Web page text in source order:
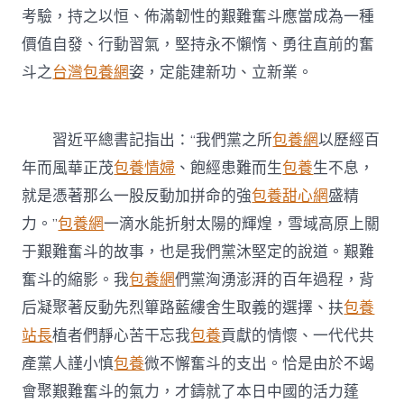
考驗，持之以恒、佈滿韌性的艱難奮斗應當成為一種
價值自發、行動習氣，堅持永不懶惰、勇往直前的奮
斗之台灣包養網姿，定能建新功、立新業。
習近平總書記指出：“我們黨之所包養網以歷經百
年而風華正茂包養情婦 、飽經患難而生包養生不息，
就是憑著那么一股反動加拼命的強包養甜心網盛精
力。”包養網一滴水能折射太陽的輝煌，雪域高原上關
于艱難奮斗的故事，也是我們黨沐堅定的說道。艱難
奮斗的縮影。我包養網們黨洶湧澎湃的百年過程，背
后凝聚著反動先烈篳路藍縷舍生取義的選擇、扶包養
站長植者們靜心苦干忘我包養貢獻的情懷、一代代共
產黨人謹小慎包養微不懈奮斗的支出。恰是由於不竭
會聚艱難奮斗的氣力，才鑄就了本日中國的活力蓬